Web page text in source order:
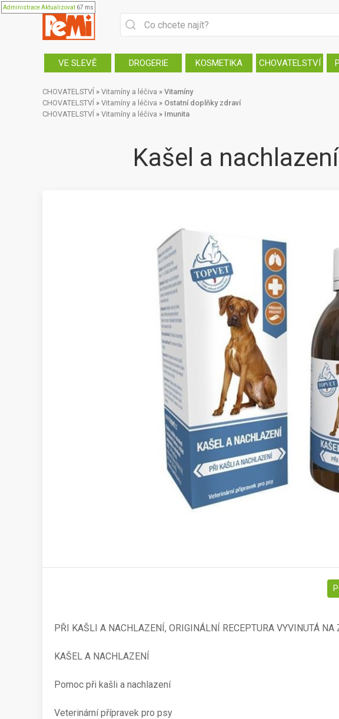
AdministraceAktualizovat 67 ms
VE SLEVĚ DROGERIE KOSMETIKA CHOVATELSTVÍ
CHOVATELSTVÍ » Vitamíny a léčiva » Vitamíny
CHOVATELSTVÍ » Vitamíny a léčiva » Ostatní doplňky zdraví
CHOVATELSTVÍ » Vitamíny a léčiva » Imunita
Kašel a
PŘI KAŠLI A NACHLAZENÍ, ORIGINÁLNÍ RECEPTURA VYVINUTÁ
KAŠEL A NACHLAZENÍ
Pomoc při kašli a nachlazení
Veterinární přípravek pro psy